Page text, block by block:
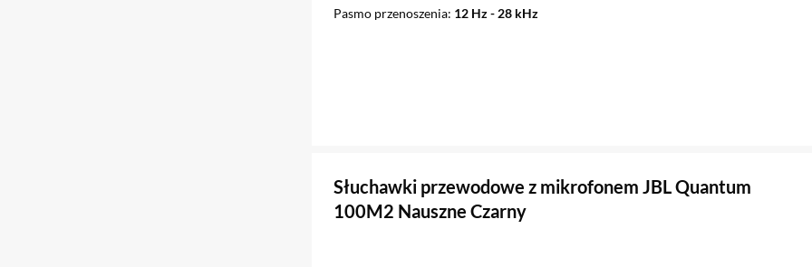
Pasmo przenoszenia 12 Hz - 28 kHz
Słuchawki przewodowe z mikrofonem JBL Quantum
100M2 Nauszne Czarny